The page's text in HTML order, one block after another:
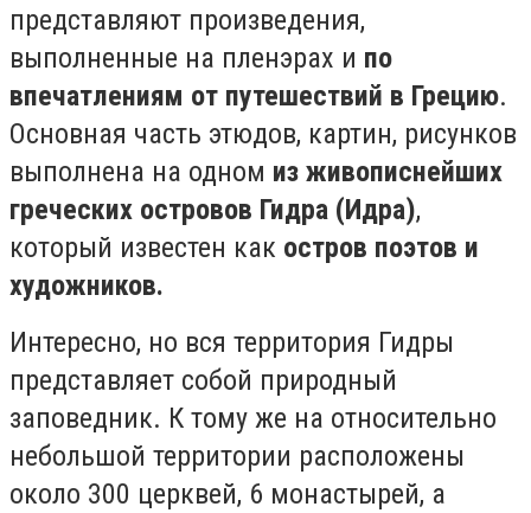
представляют произведения,
выполненные на пленэрах и по
впечатлениям от путешествий в Грецию.
Основная часть этюдов, картин, рисунков
выполнена на одном из живописнейших
греческих островов Гидра (Идра),
который известен как остров поэтов и
художников.
Интересно, но вся территория Гидры
представляет собой природный
заповедник. К тому же на относительно
небольшой территории расположены
около 300 церквей, 6 монастырей, а